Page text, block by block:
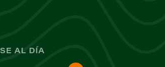
AL DÍA